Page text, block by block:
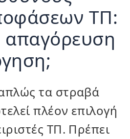
ΤΠ:
τα στραβά
πλέον επιλογή
ΤΠ. Πρέπει